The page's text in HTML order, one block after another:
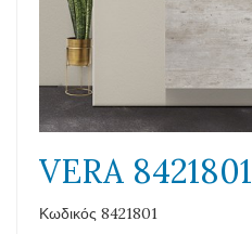
VERA 8421801
Κωδικός 8421801